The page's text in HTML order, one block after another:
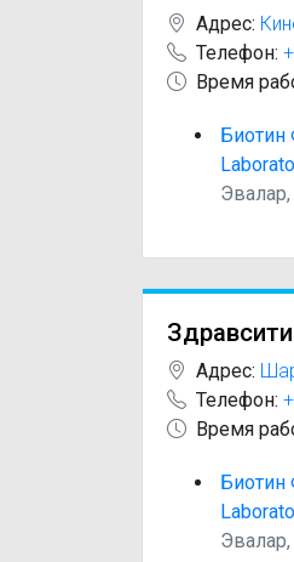
Адрес:
Телефон:
Время
Биотин
Адрес:
Телефон:
Время
Биотин